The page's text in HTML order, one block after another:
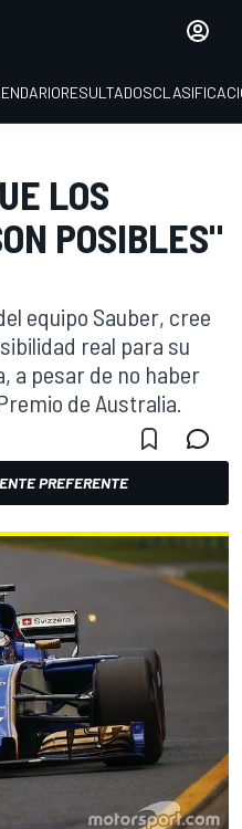
RESULTADOS
LOS
POSIBLES"
equipo Sauber, cree
real para su
a pesar de no haber
de Australia.
PREFERENTE